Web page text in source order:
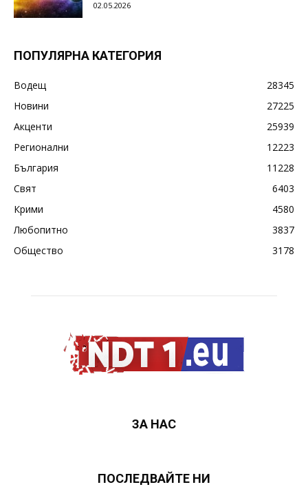
02.05.2026
ПОПУЛЯРНА КАТЕГОРИЯ
Водещ
28345
Новини
27225
Акценти
25939
Регионални
12223
България
11228
Свят
6403
Крими
4580
Любопитно
3837
Общество
3178
ЗА НАС
ПОСЛЕДВАЙТЕ НИ